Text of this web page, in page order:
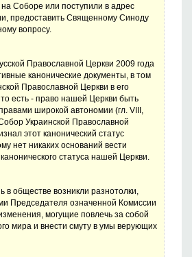
Соборе или поступили в адрес
предоставить Священному Синоду
вопросу.
Православной Церкви 2009 года
канонические документы, в том
Православной Церкви в его
есть - право нашей Церкви быть
широкой автономии (гл. VIII,
Украинской Православной
этот канонический статус
нет никаких оснований вести
статуса нашей Церкви.
в обществе возникли разнотолки,
Председателя означенной Комиссии
могущие повлечь за собой
мира и внести смуту в умы верующих